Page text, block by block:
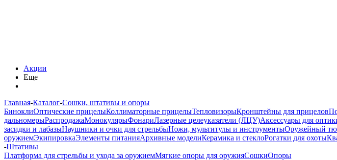
Акции
Еще
Главная-Каталог-Сошки, штативы и опоры
БиноклиОптические прицелыКоллиматорные прицелыТепловизорыКронштейны для прицелов
дальномерыРаспродажаМонокулярыФонариЛазерные целеуказатели (ЛЦУ)Аксессуары для
засидки и лабазыНаушники и очки для стрельбыНожи, мультитулы и инструментыОружейный
оружиемЭкипировкаЭлементы питанияАрхивные моделиКерамика и стеклоРогатки для охоты
-Штативы
Платформа для стрельбы и ухода за оружиемМягкие опоры для оружияСошкиОпоры